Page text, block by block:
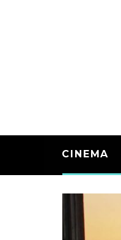
CINEMA